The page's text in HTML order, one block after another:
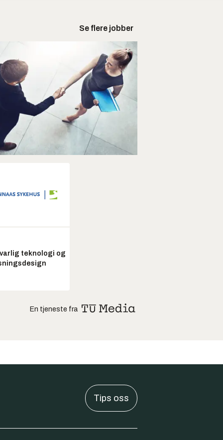
Se flere jobber
teknologi og
En tjeneste fra
Tips oss